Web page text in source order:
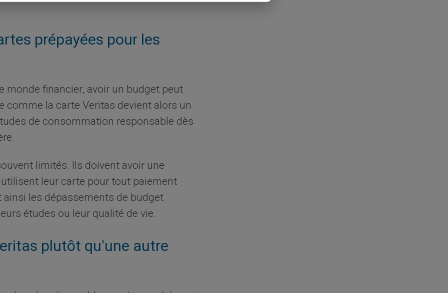
prépayées pour les
monde financier, avoir un budget peut
comme la carte Veritas devient alors un
de consommation responsable dès
limités. Ils doivent avoir une
leur carte pour tout paiement
les dépassements de budget
études ou leur qualité de vie.
plutôt qu'une autre